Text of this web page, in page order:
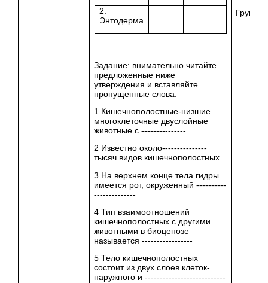
2.
Энтодерма
Задание: внимательно читайте
предложенные ниже
утверждения и вставляйте
пропущенные слова.
1 Кишечнополостные-низшие
многоклеточные двуслойные
животные с ---------------
2 Известно около---------------
тысяч видов кишечнополостных
3 На верхнем конце тела гидры
имеется рот, окруженный ----------
--------------
4 Тип взаимоотношений
кишечнополостных с другими
животными в биоценозе
называется -----------------
5 Тело кишечнополостных
состоит из двух слоев клеток-
наружного и ---------------------------